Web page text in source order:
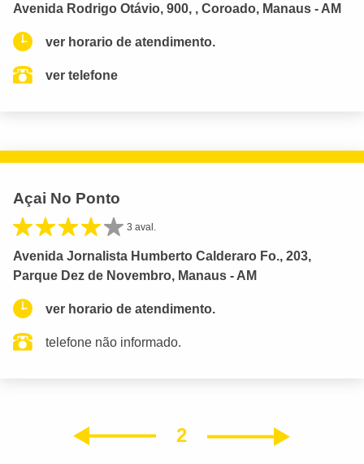
Avenida Rodrigo Otávio, 900, , Coroado, Manaus - AM
ver horario de atendimento.
ver telefone
Açai No Ponto
3 aval.
Avenida Jornalista Humberto Calderaro Fo., 203,
Parque Dez de Novembro, Manaus - AM
ver horario de atendimento.
telefone não informado.
2